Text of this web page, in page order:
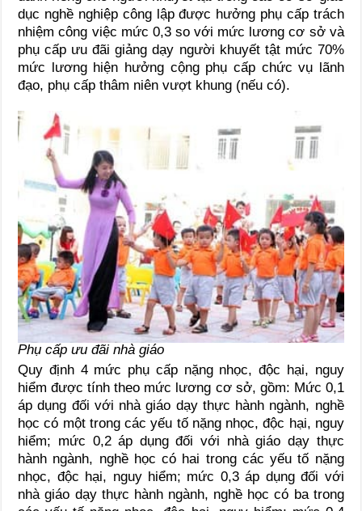
dục nghề nghiệp công lập được hưởng phụ cấp trách
nhiệm công việc mức 0,3 so với mức lương cơ sở và
phụ cấp ưu đãi giảng dạy người khuyết tật mức 70%
mức lương hiện hưởng cộng phụ cấp chức vụ lãnh
đạo, phụ cấp thâm niên vượt khung (nếu có).
Phụ cấp ưu đãi nhà giáo
Quy định 4 mức phụ cấp nặng nhọc, độc hại, nguy
hiểm được tính theo mức lương cơ sở, gồm: Mức 0,1
áp dụng đối với nhà giáo dạy thực hành ngành, nghề
học có một trong các yếu tố nặng nhọc, độc hại, nguy
hiểm; mức 0,2 áp dụng đối với nhà giáo dạy thực
hành ngành, nghề học có hai trong các yếu tố nặng
nhọc, độc hại, nguy hiểm; mức 0,3 áp dụng đối với
nhà giáo dạy thực hành ngành, nghề học có ba trong